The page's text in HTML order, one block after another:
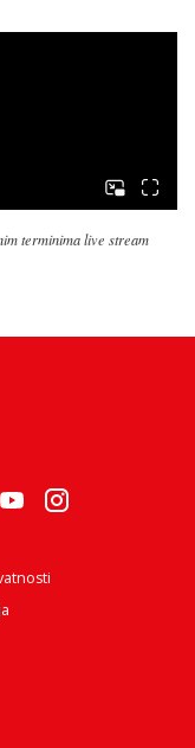
terminima live stream